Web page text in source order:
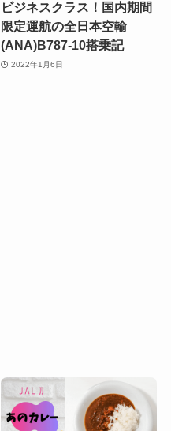
ビジネスクラス！国内期間
限定運航の全日本空輸
(ANA)B787-10搭乗記
2022年1月6日